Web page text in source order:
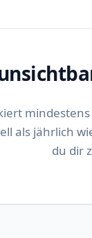
als jährlich
du dir